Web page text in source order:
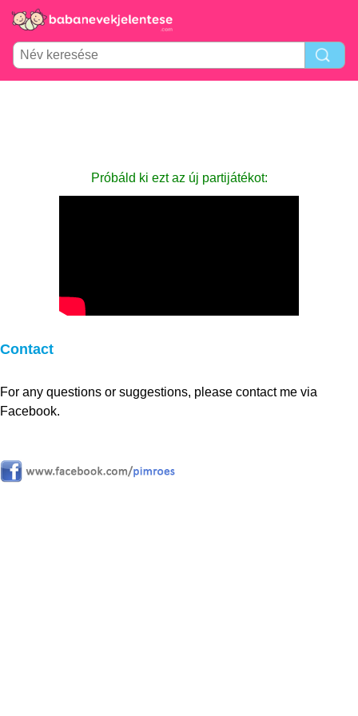
Próbáld ki ezt az új partijátékot:
Contact
For any questions or suggestions, please contact me via
Facebook.